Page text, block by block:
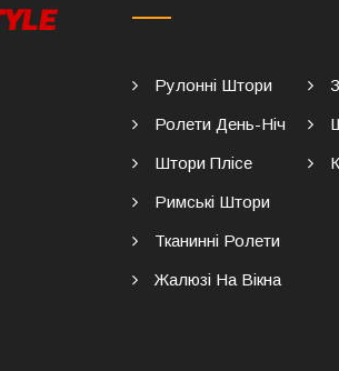
Рулонні Штори
Ролети День-Ніч
Штори Плісе
Римські Штори
Тканинні Ролети
Жалюзі На Вікна